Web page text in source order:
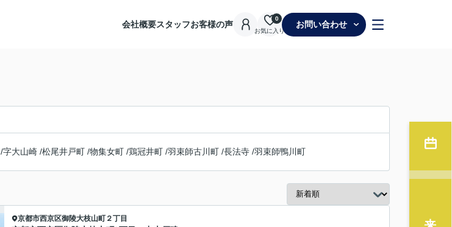
会社概要スタッフお客様の声
お気に入り
0
お問い合わせ
/字大山崎 /松尾井戸町 /物集女町 /鶏冠井町 /羽束師古川町 /長法寺 /羽束師鴨川町
京都市西京区御陵大枝山町２丁目